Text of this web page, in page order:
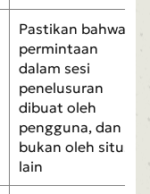
Pastikan bahwa
permintaan
dalam sesi
penelusuran
dibuat oleh
pengguna, dan
bukan oleh situs
lain